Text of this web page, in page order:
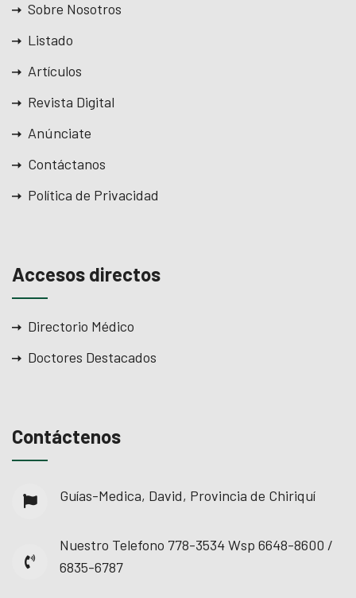
Sobre Nosotros
Listado
Artículos
Revista Digital
Anúnciate
Contáctanos
Política de Privacidad
Accesos directos
Directorio Médico
Doctores Destacados
Contáctenos
Guías-Medica, David, Provincia de Chiriquí
Nuestro Telefono 778-3534 Wsp 6648-8600 /
6835-6787